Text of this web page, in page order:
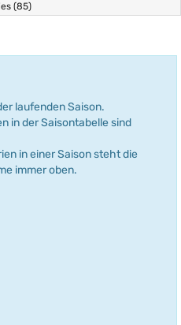
(85)
laufenden Saison.
in der Saisontabelle sind
in einer Saison steht die
immer oben.